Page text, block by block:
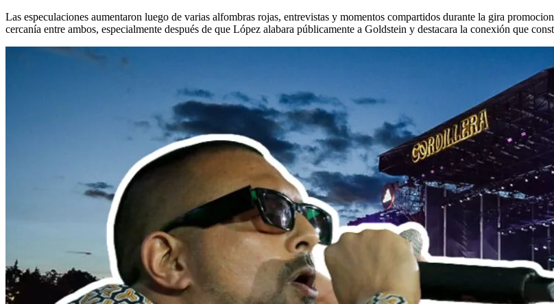
Las especulaciones aumentaron luego de varias alfombras rojas, entrevistas y momentos compartidos durante la gira
cercanía entre ambos, especialmente después de que López alabara públicamente a Goldstein y destacara la conexión que